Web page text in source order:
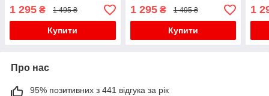
1 295 ₴ 1 495 ₴
Купити
1 295₴ 1 495 ₴
Купити
1
Про нас
95% позитивних з 441 відгука за рік